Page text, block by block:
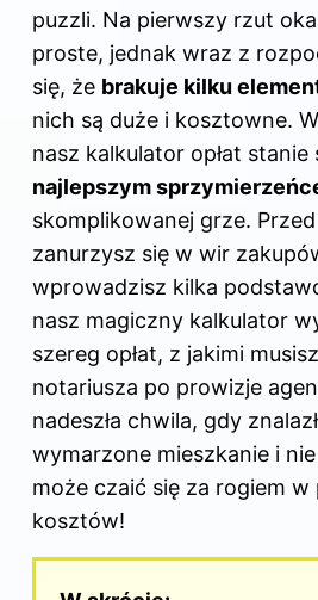
puzzli. Na pierwszy rzut
proste, jednak wraz z
się, że brakuje kilku
nich są duże i kosztowne.
nasz kalkulator opłat stanie
najlepszym
skomplikowanej grze.
zanurzysz się w wir
wprowadzisz kilka
nasz magiczny kalkulator
szereg opłat, z jakimi
notariusza po prowizje
nadeszła chwila, gdy
wymarzone mieszkanie i
może czaić się za rogiem
kosztów!